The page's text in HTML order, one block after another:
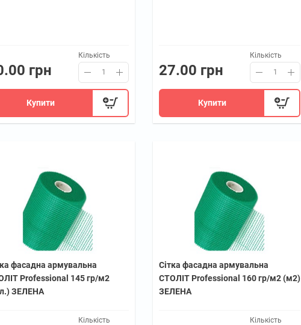
грн
Кількість
Купити
27.00 грн
Кількість
Купити
фасадна армувальна
Professional 145 гр/м2
ЗЕЛЕНА
Кількість
Сітка фасадна армувальна
СТОЛІТ Professional 160 гр/м2 (м2)
ЗЕЛЕНА
Кількість